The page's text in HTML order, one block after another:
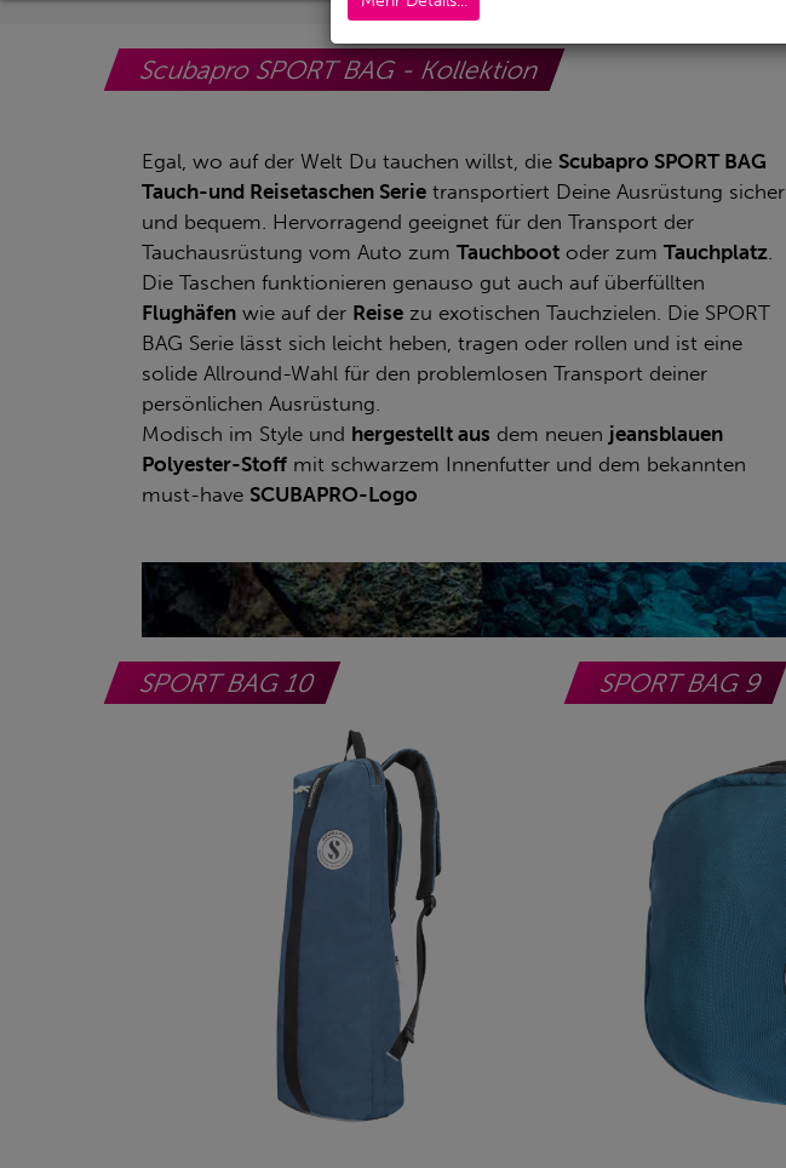
Scubapro SPORT BAG - Kollektion
Egal, wo auf der Welt Du tauchen willst, die Scubapro SPORT BAG
Tauch-und Reisetaschen Serie transportiert Deine Ausrüstung sicher
und bequem. Hervorragend geeignet für den Transport der
Tauchausrüstung vom Auto zum Tauchboot oder zum Tauchplatz
Die Taschen funktionieren genauso gut auch auf überfüllten
Flughäfen wie auf der Reise zu exotischen Tauchzielen. Die SPORT
BAG Serie lässt sich leicht heben, tragen oder rollen und ist eine
solide Allround-Wahl für den problemlosen Transport deiner
persönlichen Ausrüstung.
Modisch im Style und hergestellt aus dem neuen jeansblauen
Polyester-Stoff mit schwarzem Innenfutter und dem bekannten
must-have SCUBAPRO-Logo
SPORT BAG 10 SPORT BAG 9